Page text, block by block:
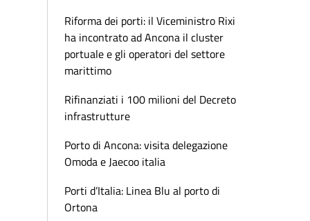
Riforma dei porti: il Viceministro Rixi
ha incontrato ad Ancona il cluster
portuale e gli operatori del settore
marittimo
Rifinanziati i 100 milioni del Decreto
infrastrutture
Porto di Ancona: visita delegazione
Omoda e Jaecoo italia
Porti d’Italia: Linea Blu al porto di
Ortona